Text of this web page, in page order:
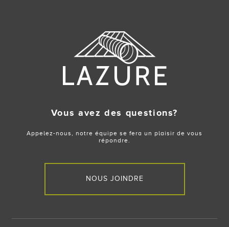
Vous avez des questions?
Appelez-nous, notre équipe se fera un plaisir de vous
répondre.
NOUS JOINDRE